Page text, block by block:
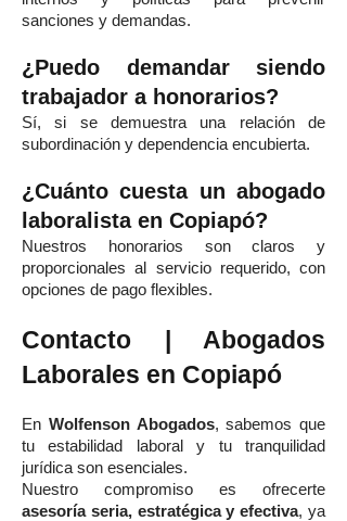
sanciones y demandas.
¿Puedo demandar siendo
trabajador a honorarios?
Sí, si se demuestra una relación de
subordinación y dependencia encubierta.
¿Cuánto cuesta un abogado
laboralista en Copiapó?
Nuestros honorarios son claros y
proporcionales al servicio requerido, con
opciones de pago flexibles.
Contacto | Abogados
Laborales en Copiapó
En Wolfenson Abogados, sabemos que
tu estabilidad laboral y tu tranquilidad
jurídica son esenciales.
Nuestro compromiso es ofrecerte
asesoría seria, estratégica y efectiva, ya